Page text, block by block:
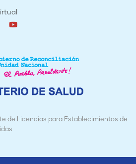
para Establecimientos de Alimentos